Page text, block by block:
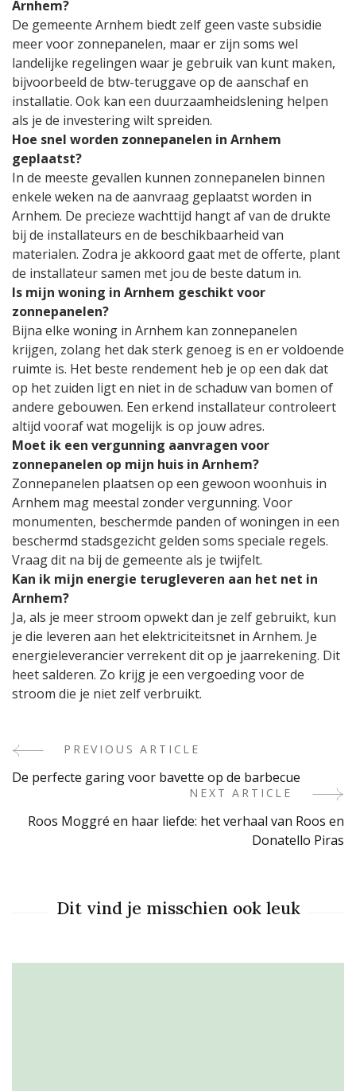
Arnhem?
De gemeente Arnhem biedt zelf geen vaste subsidie
meer voor zonnepanelen, maar er zijn soms wel
landelijke regelingen waar je gebruik van kunt maken,
bijvoorbeeld de btw-teruggave op de aanschaf en
installatie. Ook kan een duurzaamheidslening helpen
als je de investering wilt spreiden.
Hoe snel worden zonnepanelen in Arnhem
geplaatst?
In de meeste gevallen kunnen zonnepanelen binnen
enkele weken na de aanvraag geplaatst worden in
Arnhem. De precieze wachttijd hangt af van de drukte
bij de installateurs en de beschikbaarheid van
materialen. Zodra je akkoord gaat met de offerte, plant
de installateur samen met jou de beste datum in.
Is mijn woning in Arnhem geschikt voor
zonnepanelen?
Bijna elke woning in Arnhem kan zonnepanelen
krijgen, zolang het dak sterk genoeg is en er voldoende
ruimte is. Het beste rendement heb je op een dak dat
op het zuiden ligt en niet in de schaduw van bomen of
andere gebouwen. Een erkend installateur controleert
altijd vooraf wat mogelijk is op jouw adres.
Moet ik een vergunning aanvragen voor
zonnepanelen op mijn huis in Arnhem?
Zonnepanelen plaatsen op een gewoon woonhuis in
Arnhem mag meestal zonder vergunning. Voor
monumenten, beschermde panden of woningen in een
beschermd stadsgezicht gelden soms speciale regels.
Vraag dit na bij de gemeente als je twijfelt.
Kan ik mijn energie terugleveren aan het net in
Arnhem?
Ja, als je meer stroom opwekt dan je zelf gebruikt, kun
je die leveren aan het elektriciteitsnet in Arnhem. Je
energieleverancier verrekent dit op je jaarrekening. Dit
heet salderen. Zo krijg je een vergoeding voor de
stroom die je niet zelf verbruikt.
Post
Navigation
PREVIOUS ARTICLE
De perfecte garing voor bavette op de barbecue
NEXT ARTICLE
Roos Moggré en haar liefde: het verhaal van Roos en
Donatello Piras
Dit vind je misschien ook leuk